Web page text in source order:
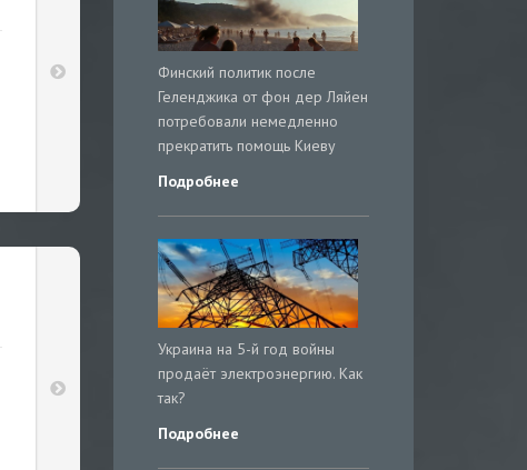
Финский политик после
Геленджика от фон дер Ляйен
потребовали немедленно
прекратить помощь Киеву
Подробнее
Украина на 5-й год войны
продаёт электроэнергию. Как
так?
Подробнее